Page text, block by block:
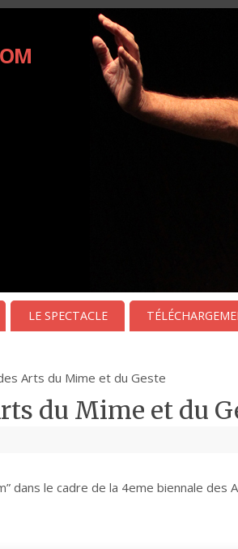
LE SPECTACLE
Arts du Mime et du Geste
du Mime et du
dans le cadre de la 4eme biennale des